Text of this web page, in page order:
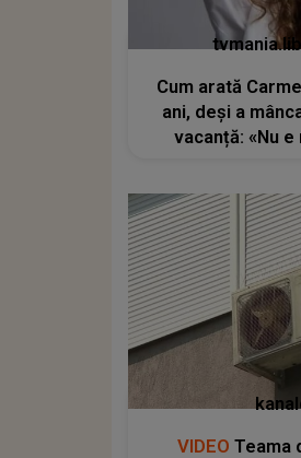
Cum arată
ani, deși a
vacanță: «Nu e
VIDEO Teama